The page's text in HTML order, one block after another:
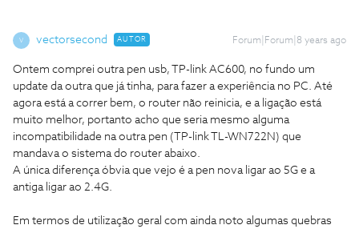
V vectorsecond AUTOR Forum|Forum|8 years ago
Ontem comprei outra pen usb, TP-link AC600, no fundo um
update da outra que já tinha, para fazer a experiência no PC. Até
agora está a correr bem, o router não reinicia, e a ligação está
muito melhor, portanto acho que seria mesmo alguma
incompatibilidade na outra pen (TP-link TL-WN722N) que
mandava o sistema do router abaixo.
A única diferença óbvia que vejo é a pen nova ligar ao 5G e a
antiga ligar ao 2.4G.
Em termos de utilização geral com ainda noto algumas quebras